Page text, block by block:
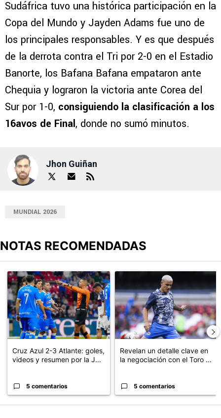
Sudáfrica tuvo una histórica participación en la
Copa del Mundo y Jayden Adams fue uno de
los principales responsables. Y es que después
de la derrota contra el Tri por 2-0 en el Estadio
Banorte, los Bafana Bafana empataron ante
Chequia y lograron la victoria ante Corea del
Sur por 1-0, consiguiendo la clasificación a los
16avos de Final, donde no sumó minutos.
Jhon Guiñan
MUNDIAL 2026
NOTAS RECOMENDADAS
PUBLICIDAD
Un artículo de tendencia con el título "Cruz Azul 2-3 Atlante:
Cruz Azul 2-3 Atlante: goles,
videos y resumen por la J...
5 comentarios
Un artículo de tendencia con
Revelan un detalle clave en
la negociación con el Toro ...
5 comentarios